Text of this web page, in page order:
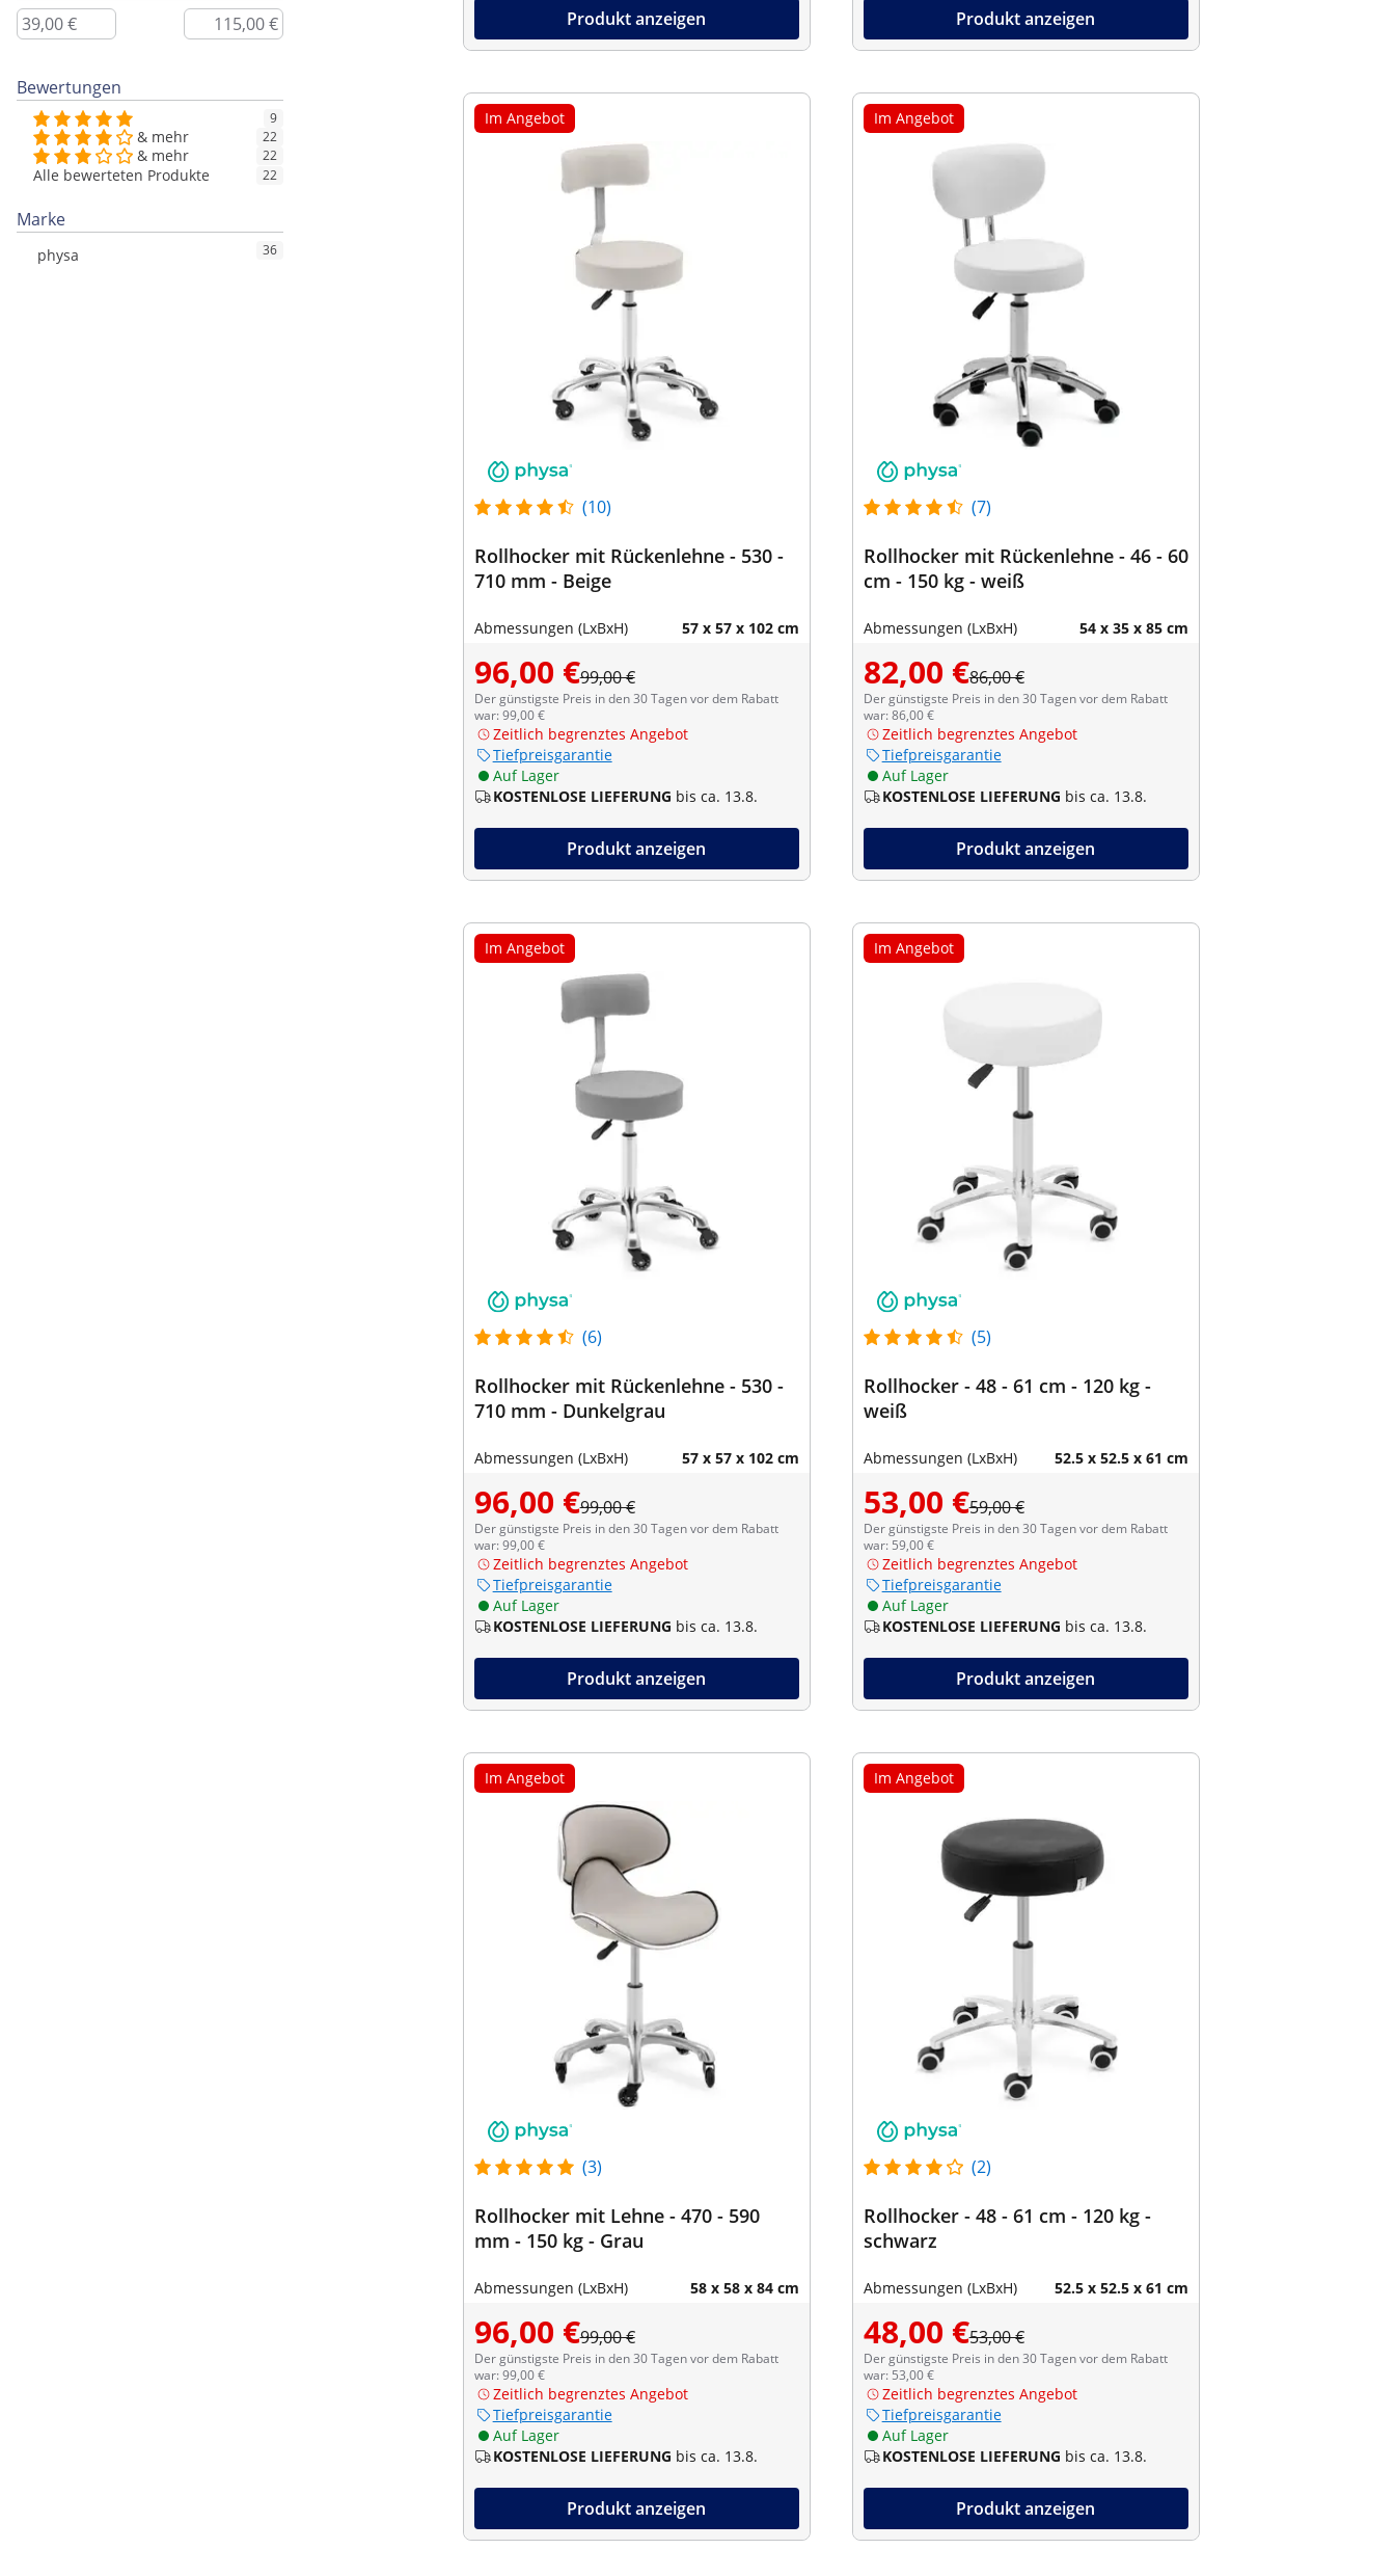
Bewertungen
9
& mehr 22
& mehr 22
Alle bewerteten Produkte 22
Marke
physa 36
Produkt anzeigen Produkt anzeigen
Im Angebot
(10)
Rollhocker mit Rückenlehne - 530 -
710 mm - Beige
Abmessungen (LxBxH) 57 x 57 x 102 cm
96,00 €99,00 €
Der günstigste Preis in den 30 Tagen vor dem Rabatt
war: 99,00 €
Zeitlich begrenztes Angebot
Tiefpreisgarantie
Auf Lager
KOSTENLOSE LIEFERUNG bis ca. 13.8.
Produkt anzeigen
Im Angebot
(7)
Rollhocker mit Rückenlehne - 46 - 60
cm - 150 kg - weiß
Abmessungen (LxBxH) 54 x 35 x 85 cm
82,00 €86,00 €
Der günstigste Preis in den 30 Tagen vor dem Rabatt
war: 86,00 €
Zeitlich begrenztes Angebot
Tiefpreisgarantie
Auf Lager
KOSTENLOSE LIEFERUNG bis ca. 13.8.
Produkt anzeigen
Im Angebot
(6)
Rollhocker mit Rückenlehne - 530 -
710 mm - Dunkelgrau
Abmessungen (LxBxH) 57 x 57 x 102 cm
96,00 €99,00 €
Der günstigste Preis in den 30 Tagen vor dem Rabatt
war: 99,00 €
Zeitlich begrenztes Angebot
Tiefpreisgarantie
Auf Lager
KOSTENLOSE LIEFERUNG bis ca. 13.8.
Produkt anzeigen
Im Angebot
(5)
Rollhocker - 48 - 61 cm - 120 kg -
weiß
Abmessungen (LxBxH) 52.5 x 52.5 x 61 cm
53,00 €59,00 €
Der günstigste Preis in den 30 Tagen vor dem Rabatt
war: 59,00 €
Zeitlich begrenztes Angebot
Tiefpreisgarantie
Auf Lager
KOSTENLOSE LIEFERUNG bis ca. 13.8.
Produkt anzeigen
Im Angebot
(3)
Rollhocker mit Lehne - 470 - 590
mm - 150 kg - Grau
Abmessungen (LxBxH) 58 x 58 x 84 cm
96,00 €99,00 €
Der günstigste Preis in den 30 Tagen vor dem Rabatt
war: 99,00 €
Zeitlich begrenztes Angebot
Tiefpreisgarantie
Auf Lager
KOSTENLOSE LIEFERUNG bis ca. 13.8.
Produkt anzeigen
Im Angebot
(2)
Rollhocker - 48 - 61 cm - 120 kg -
schwarz
Abmessungen (LxBxH) 52.5 x 52.5 x 61 cm
48,00 €53,00 €
Der günstigste Preis in den 30 Tagen vor dem Rabatt
war: 53,00 €
Zeitlich begrenztes Angebot
Tiefpreisgarantie
Auf Lager
KOSTENLOSE LIEFERUNG bis ca. 13.8.
Produkt anzeigen